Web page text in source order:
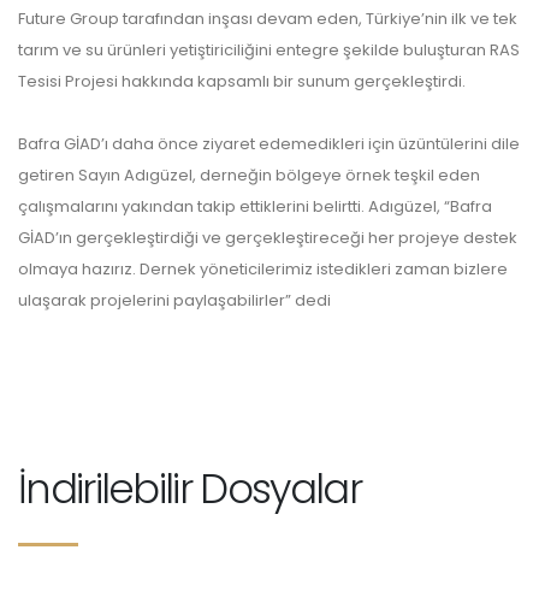
Future Group tarafından inşası devam eden, Türkiye’nin ilk ve tek
tarım ve su ürünleri yetiştiriciliğini entegre şekilde buluşturan RAS
Tesisi Projesi hakkında kapsamlı bir sunum gerçekleştirdi.
Bafra GİAD’ı daha önce ziyaret edemedikleri için üzüntülerini dile
getiren Sayın Adıgüzel, derneğin bölgeye örnek teşkil eden
çalışmalarını yakından takip ettiklerini belirtti. Adıgüzel, “Bafra
GİAD’ın gerçekleştirdiği ve gerçekleştireceği her projeye destek
olmaya hazırız. Dernek yöneticilerimiz istedikleri zaman bizlere
ulaşarak projelerini paylaşabilirler” dedi
İndirilebilir Dosyalar